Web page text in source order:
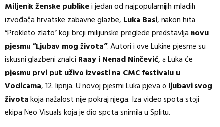
Miljenik ženske publikei jedan od najpopularnijih mladih
izvođača hrvatske zabavne glazbe, Luka Basi, nakon hita
“Prokleto zlato” koji broji milijunske preglede predstavlja novu
pjesmu “Ljubav mog života”. Autori i ove Lukine pjesme su
iskusni glazbeni znalci Raay i Nenad Ninčević, a Luka će
pjesmu prvi put uživo izvesti na CMC festivalu u
Vodicama, 12. lipnja. U novoj pjesmi Luka pjeva o ljubavi svog
životakoja nažalost nije pokraj njega. Iza video spota stoji
ekipa Neo Visuals koja je dio spota snimila u Splitu.